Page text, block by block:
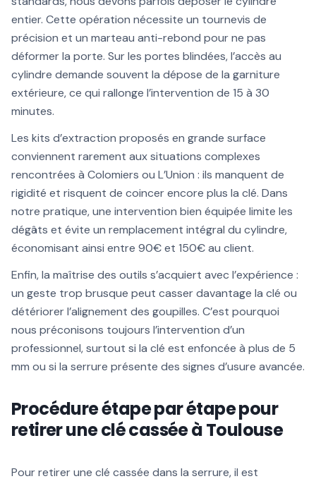
entier. Cette opération nécessite un tournevis de
précision et un marteau anti-rebond pour ne pas
déformer la porte. Sur les portes blindées, l’accès au
cylindre demande souvent la dépose de la garniture
extérieure, ce qui rallonge l’intervention de 15 à 30
minutes.
Les kits d’extraction proposés en grande surface
conviennent rarement aux situations complexes
rencontrées à Colomiers ou L’Union : ils manquent de
rigidité et risquent de coincer encore plus la clé. Dans
notre pratique, une intervention bien équipée limite les
dégâts et évite un remplacement intégral du cylindre,
économisant ainsi entre 90€ et 150€ au client.
Enfin, la maîtrise des outils s’acquiert avec l’expérience :
un geste trop brusque peut casser davantage la clé ou
détériorer l’alignement des goupilles. C’est pourquoi
nous préconisons toujours l’intervention d’un
professionnel, surtout si la clé est enfoncée à plus de 5
mm ou si la serrure présente des signes d’usure avancée.
Procédure étape par étape pour
retirer une clé cassée à Toulouse
Pour retirer une clé cassée dans la serrure, il est